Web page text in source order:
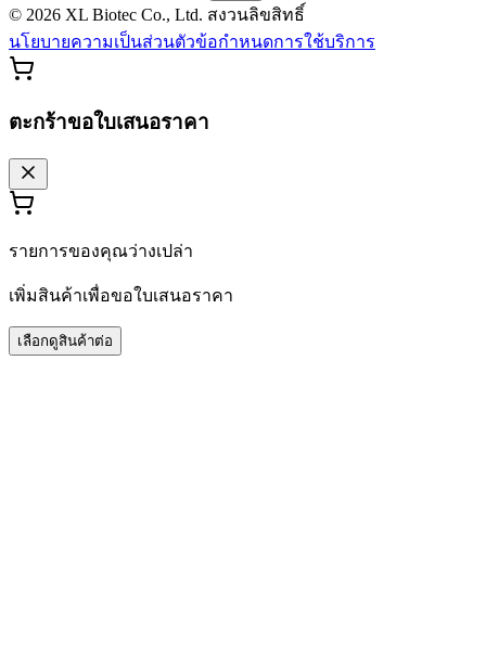
© 2026 XL Biotec Co., Ltd. สงวนลิขสิทธิ์
นโยบายความเป็นส่วนตัวข้อกำหนดการใช้บริการ
ตะกร้าขอใบเสนอราคา
รายการของคุณว่างเปล่า
เพิ่มสินค้าเพื่อขอใบเสนอราคา
เลือกดูสินค้าต่อ